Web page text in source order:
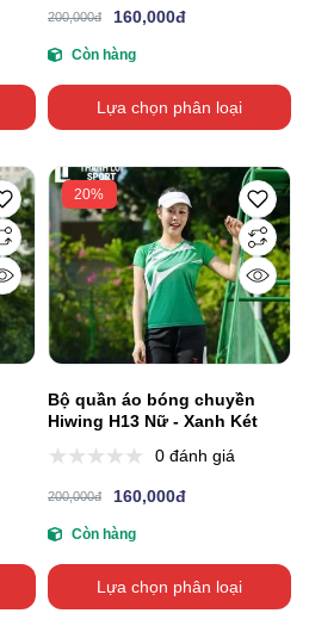
200,000đ 160,000đ
Còn hàng
Lựa chọn phân loại
20%
Bộ quần áo bóng chuyền
Hiwing H13 Nữ - Xanh Két
0 đánh giá
200,000đ 160,000đ
Còn hàng
Lựa chọn phân loại